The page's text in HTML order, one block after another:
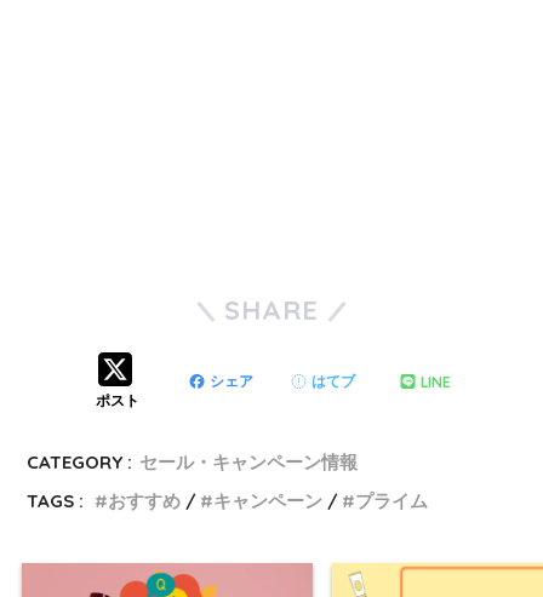
SHARE
ポスト
シェア はてブ LINE
CATEGORY : セール・キャンペーン情報
TAGS :
おすすめ キャンペーン プライム